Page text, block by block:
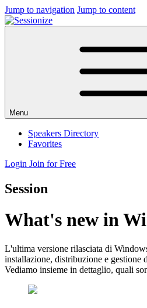
Jump to navigation Jump to content
Menu
Speakers Directory
Favorites
Login Join for Free
Session
What's new in
L'ultima versione rilasciata di
installazione, distribuzione e gestione
Vediamo insieme in dettaglio, quali